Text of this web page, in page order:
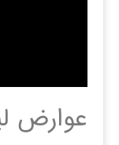
عوارض